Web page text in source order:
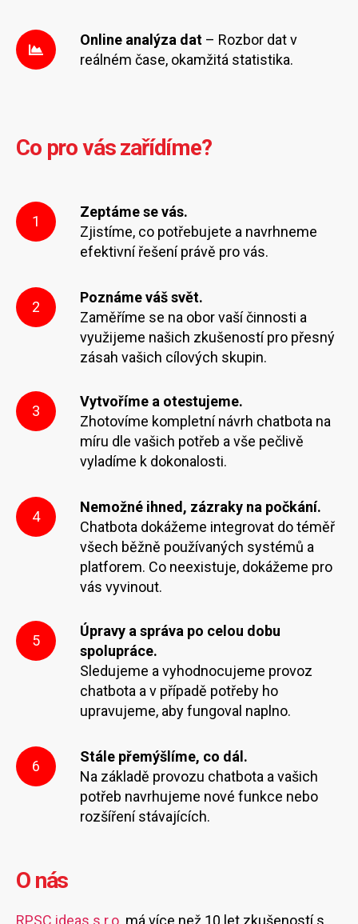
Online analýza dat – Rozbor dat v
reálném čase, okamžitá statistika.
Co pro vás zařídíme?
1
Zeptáme se vás.
Zjistíme, co potřebujete a navrhneme
efektivní řešení právě pro vás.
2
Poznáme váš svět.
Zaměříme se na obor vaší činnosti a
využijeme našich zkušeností pro přesný
zásah vašich cílových skupin.
3
Vytvoříme a otestujeme.
Zhotovíme kompletní návrh chatbota na
míru dle vašich potřeb a vše pečlivě
vyladíme k dokonalosti.
4
Nemožné ihned, zázraky na počkání.
Chatbota dokážeme integrovat do téměř
všech běžně používaných systémů a
platforem. Co neexistuje, dokážeme pro
vás vyvinout.
5
Úpravy a správa po celou dobu
spolupráce.
Sledujeme a vyhodnocujeme provoz
chatbota a v případě potřeby ho
upravujeme, aby fungoval naplno.
6
Stále přemýšlíme, co dál.
Na základě provozu chatbota a vašich
potřeb navrhujeme nové funkce nebo
rozšíření stávajících.
O nás
RPSC ideas s.r.o. má více než 10 let zkušeností s